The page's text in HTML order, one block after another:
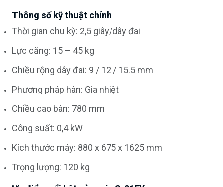
Thông số kỹ thuật chính
Thời gian chu kỳ: 2,5 giây/dây đai
Lực căng: 15 – 45 kg
Chiều rộng dây đai: 9 / 12 / 15.5 mm
Phương pháp hàn: Gia nhiệt
Chiều cao bàn: 780 mm
Công suất: 0,4 kW
Kích thước máy: 880 x 675 x 1625 mm
Trọng lượng: 120 kg